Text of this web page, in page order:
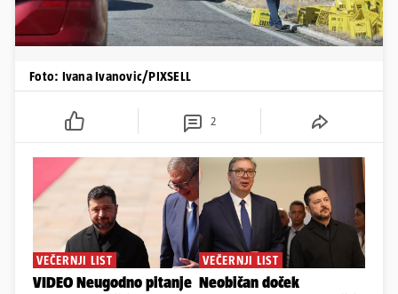
Foto: Ivana Ivanovic/PIXSELL
2